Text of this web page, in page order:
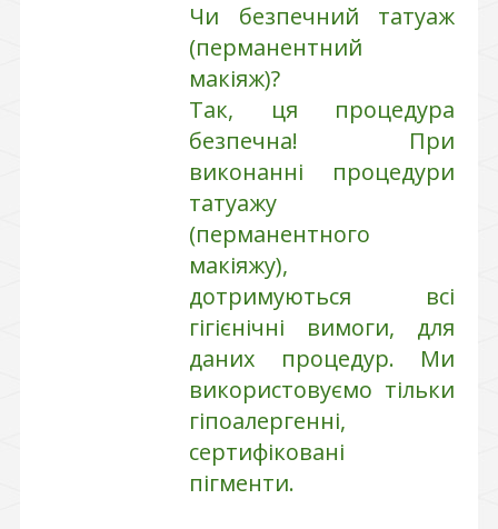
Чи безпечний татуаж
(перманентний
макіяж)?
Так, ця процедура
безпечна! При
виконанні процедури
татуажу
(перманентного
макіяжу),
дотримуються всі
гігієнічні вимоги, для
даних процедур. Ми
використовуємо тільки
гіпоалергенні,
сертифіковані
пігменти.